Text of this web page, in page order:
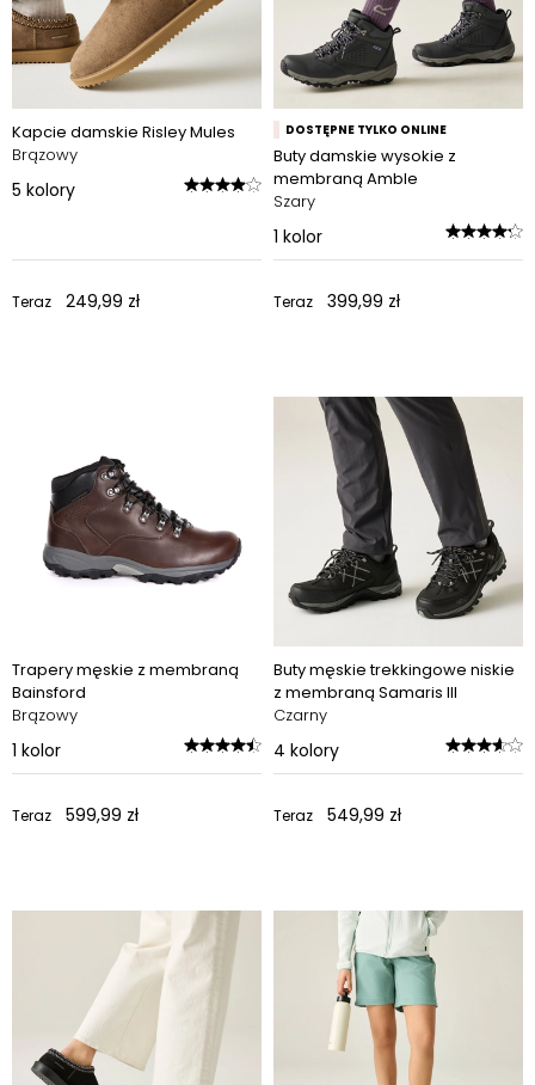
Kapcie damskie Risley Mules
Brązowy
5 kolory
Teraz 249,99 zł
DOSTĘPNE TYLKO ONLINE
Buty damskie wysokie z
membraną Amble
Szary
1 kolor
Teraz 399,99 zł
Trapery męskie z membraną
Bainsford
Brązowy
1 kolor
Teraz 599,99 zł
Buty męskie trekkingowe niskie
z membraną Samaris III
Czarny
4 kolory
Teraz 549,99 zł